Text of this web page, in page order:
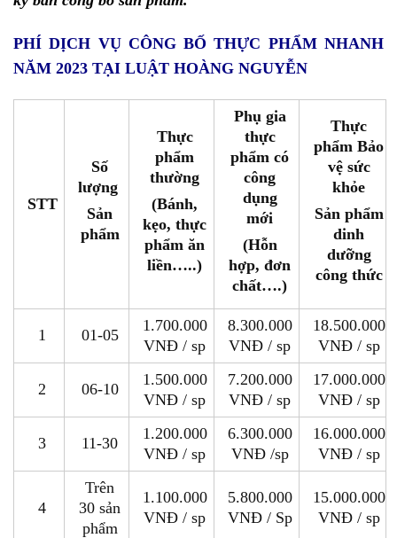
PHÍ DỊCH VỤ CÔNG BỐ THỰC PHẨM NHANH
NĂM 2023 TẠI LUẬT HOÀNG NGUYỄN
STT
Số
lượng
Sản
phẩm
Thực
phẩm
thường
(Bánh,
kẹo, thực
phẩm ăn
liền…..)
Phụ gia
thực
phẩm có
công
dụng
mới
(Hỗn
hợp, đơn
chất….)
Thực
phẩm Bảo
vệ sức
khỏe
Sản phẩm
dinh
dưỡng
công thức
1 01-05
1.700.000
VNĐ / sp
8.300.000
VNĐ / sp
18.500.000
VNĐ / sp
2 06-10
1.500.000
VNĐ / sp
7.200.000
VNĐ / sp
17.000.000
VNĐ / sp
3 11-30
1.200.000
VNĐ / sp
6.300.000
VNĐ /sp
16.000.000
VNĐ / sp
4
Trên
30 sản
phẩm
1.100.000
VNĐ / sp
5.800.000
VNĐ / Sp
15.000.000
VNĐ / sp